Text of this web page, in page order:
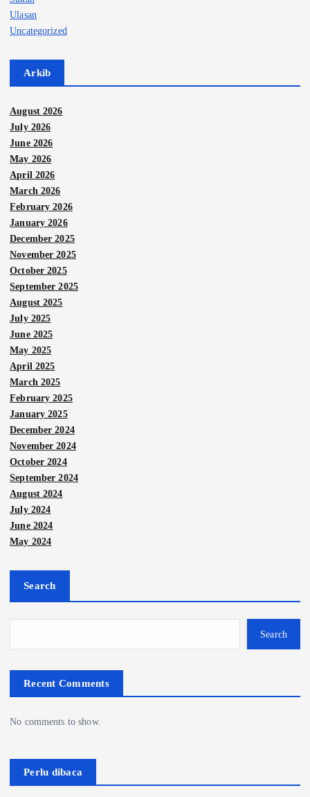
Ulasan
Uncategorized
Arkib
August 2026
July 2026
June 2026
May 2026
April 2026
March 2026
February 2026
January 2026
December 2025
November 2025
October 2025
September 2025
August 2025
July 2025
June 2025
May 2025
April 2025
March 2025
February 2025
January 2025
December 2024
November 2024
October 2024
September 2024
August 2024
July 2024
June 2024
May 2024
Search
Search
Recent Comments
No comments to show.
Perlu dibaca